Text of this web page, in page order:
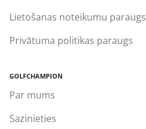
Lietošanas noteikumu paraugs
Privātuma politikas paraugs
GOLFCHAMPION
Par mums
Sazinieties